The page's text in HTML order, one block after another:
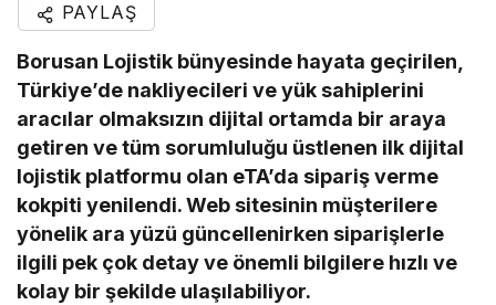
PAYLAŞ
Borusan Lojistik bünyesinde hayata geçirilen,
Türkiye’de nakliyecileri ve yük sahiplerini
aracılar olmaksızın dijital ortamda bir araya
getiren ve tüm sorumluluğu üstlenen ilk dijital
lojistik platformu olan eTA’da sipariş verme
kokpiti yenilendi. Web sitesinin müşterilere
yönelik ara yüzü güncellenirken siparişlerle
ilgili pek çok detay ve önemli bilgilere hızlı ve
kolay bir şekilde ulaşılabiliyor.